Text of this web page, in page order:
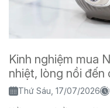
Kinh nghiệm mua
nhiệt, lòng nồi đến
Thứ Sáu, 17/07/2026